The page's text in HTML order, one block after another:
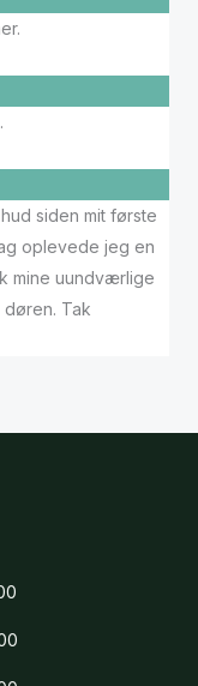
siden mit første
oplevede jeg en
mine uundværlige
Tak